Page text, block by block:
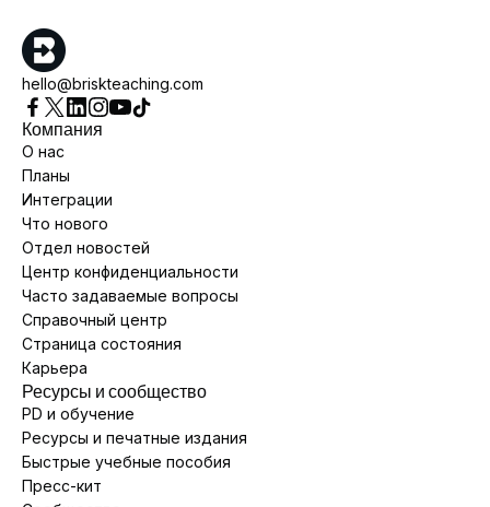
hello@briskteaching.com
Компания
О нас
Планы
Интеграции
Что нового
Отдел новостей
Центр конфиденциальности
Часто задаваемые вопросы
Справочный центр
Страница состояния
Карьера
Ресурсы и сообщество
PD и обучение
Ресурсы и печатные издания
Быстрые учебные пособия
Пресс-кит